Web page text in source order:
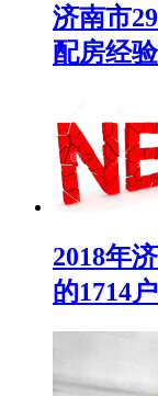
济南市
配房经验
2018年
的1714